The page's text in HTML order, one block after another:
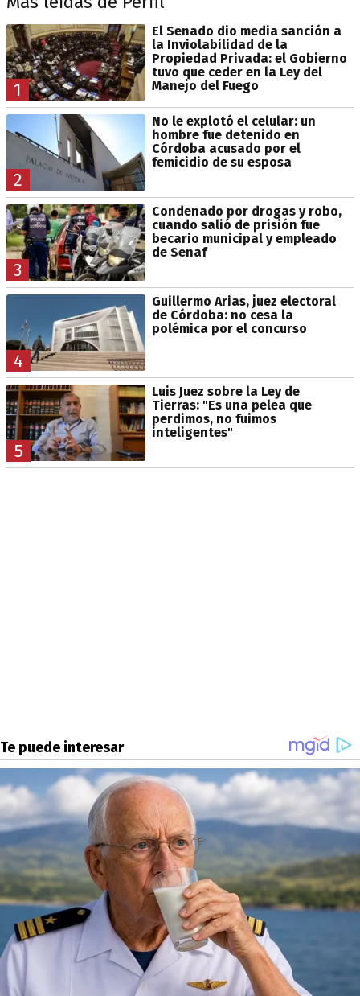
1
El Senado dio media sanción a
la Inviolabilidad de la
Propiedad Privada: el Gobierno
tuvo que ceder en la Ley del
Manejo del Fuego
2
No le explotó el celular: un
hombre fue detenido en
Córdoba acusado por el
femicidio de su esposa
3
Condenado por drogas y robo,
cuando salió de prisión fue
becario municipal y empleado
de Senaf
4
Guillermo Arias, juez electoral
de Córdoba: no cesa la
polémica por el concurso
5
Luis Juez sobre la Ley de
Tierras: "Es una pelea que
perdimos, no fuimos
inteligentes"